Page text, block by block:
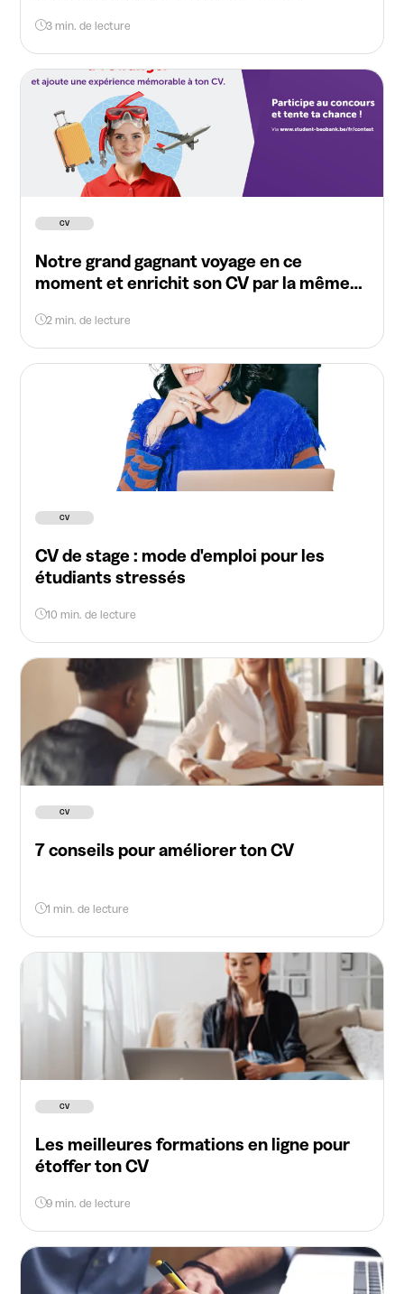
3 min. de lecture
CV
Notre grand gagnant voyage en ce
moment et enrichit son CV par la même
2 min. de lecture
CV
CV de stage : mode d'emploi pour les
étudiants stressés
10 min. de lecture
CV
7 conseils pour améliorer ton CV
1 min. de lecture
CV
Les meilleures formations en ligne pour
étoffer ton CV
9 min. de lecture